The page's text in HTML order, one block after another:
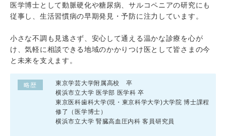
医学博士として動脈硬化や糖尿病、サルコペニアの研究にも
従事し、生活習慣病の早期発見・予防に注力しています。
小さな不調も見逃さず、安心して通える温かな診療を心が
け、気軽に相談できる地域のかかりつけ医として皆さまの今
と未来を支えます。
略歴
東京学芸大学附属高校 卒
横浜市立大学 医学部 医学科 卒
東京医科歯科大学(現・東京科学大学)大学院 博士課程
修了（医学博士）
横浜市立大学 腎臓高血圧内科 客員研究員